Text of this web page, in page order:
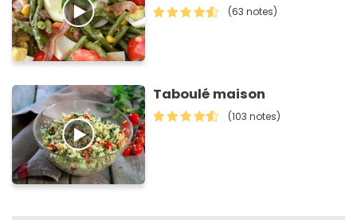
(63 notes)
Taboulé maison
(103 notes)